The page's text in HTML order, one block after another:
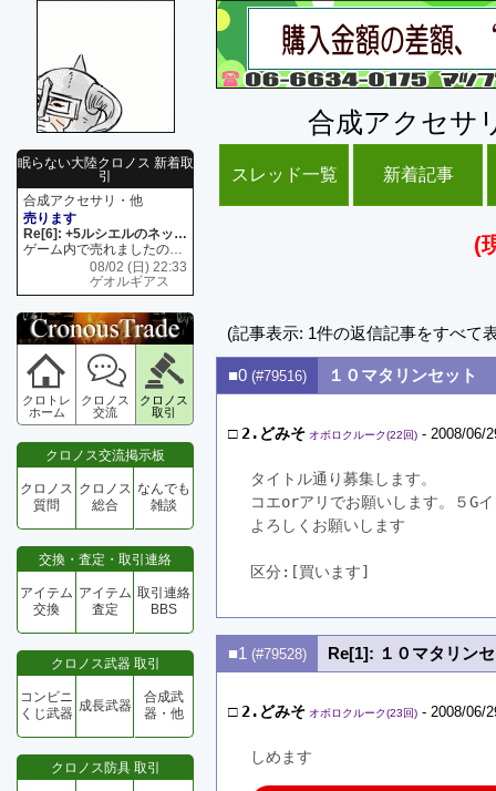
眠らない大陸クロノス 新着取
引
合成アクセサリ・他
売ります
Re[6]: +5ルシエルのネックレス
ゲーム内で売れましたので 在庫がネク1 リング4 となります リングのお値段は80G といたします
08/02 (日) 22:33
ゲオルギアス
クロトレ
ホーム
クロノス
交流
クロノス
取引
クロノス交流掲示板
クロノス
質問
クロノス
総合
なんでも
雑談
交換・査定・取引連絡
アイテム
交換
アイテム
査定
取引連絡
BBS
クロノス武器 取引
コンビニ
くじ武器 成長武器
合成武
器・他
クロノス防具 取引
合成アクセサ
スレッド一覧 新着記事
(
(記事表示: 1件の返信記事をすべて
■0 (#79516) １０マタリンセット
□ 2.どみそ オボロクルーク(22回) - 2008/06/
タイトル通り募集します。
コエorアリでお願いします。５G
よろしくお願いします
区分:[買います]
■1 (#79528) Re[1]: １０マタリン
□ 2.どみそ オボロクルーク(23回) - 2008/06/
しめます